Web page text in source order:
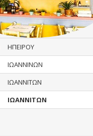
ΗΠΕΙΡΟΥ
ΙΩΑΝΝΙΝΩΝ
ΙΩΑΝΝΙΤΩΝ
ΙΩΑΝΝΙΤΩΝ